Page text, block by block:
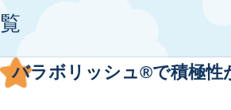
覧
バラボリッシュ®で積極性